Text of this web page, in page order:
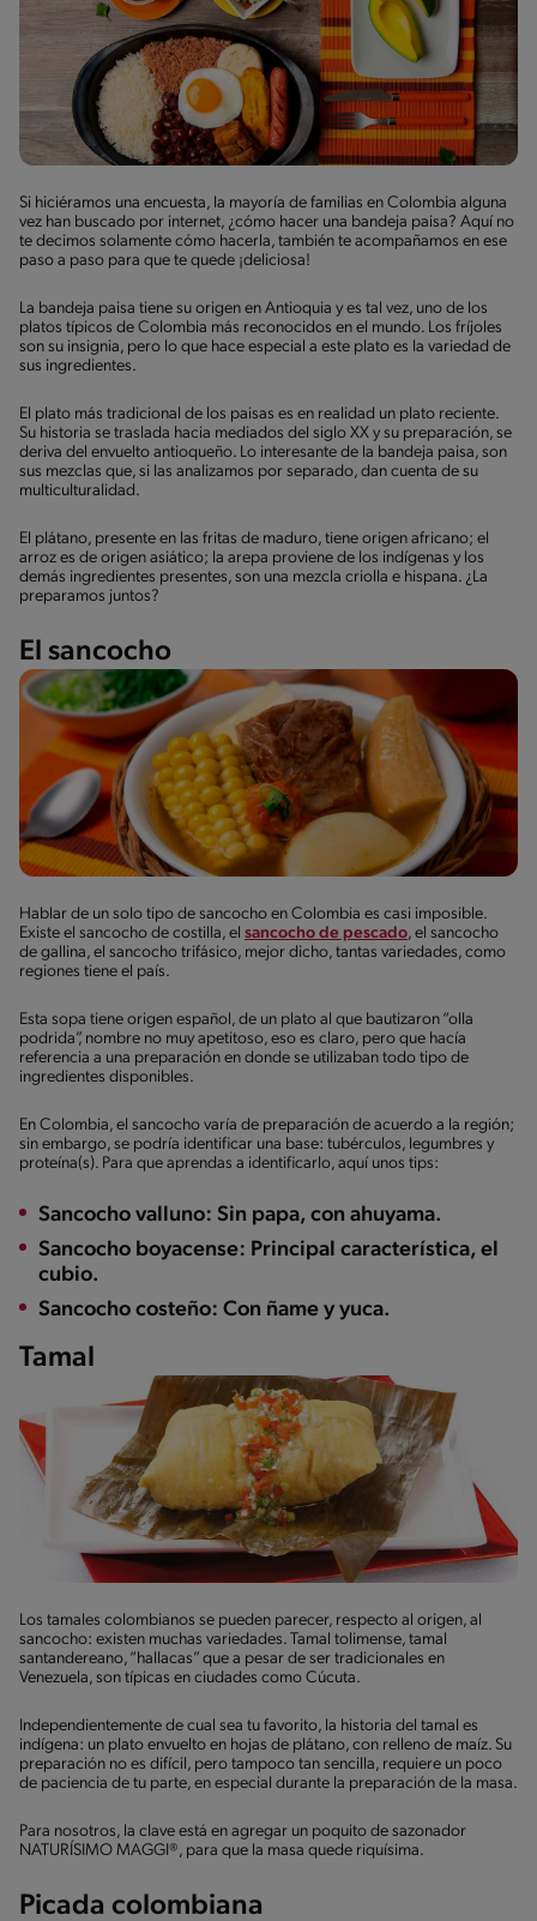
Si hiciéramos una encuesta, la mayoría de familias en Colombia alguna
vez han buscado por internet, ¿cómo hacer una bandeja paisa? Aquí no
te decimos solamente cómo hacerla, también te acompañamos en ese
paso a paso para que te quede ¡deliciosa!
La bandeja paisa tiene su origen en Antioquia y es tal vez, uno de los
platos típicos de Colombia más reconocidos en el mundo. Los fríjoles
son su insignia, pero lo que hace especial a este plato es la variedad de
sus ingredientes.
El plato más tradicional de los paisas es en realidad un plato reciente.
Su historia se traslada hacia mediados del siglo XX y su preparación, se
deriva del envuelto antioqueño. Lo interesante de la bandeja paisa, son
sus mezclas que, si las analizamos por separado, dan cuenta de su
multiculturalidad.
El plátano, presente en las fritas de maduro, tiene origen africano; el
arroz es de origen asiático; la arepa proviene de los indígenas y los
demás ingredientes presentes, son una mezcla criolla e hispana. ¿La
preparamos juntos?
El sancocho
Hablar de un solo tipo de sancocho en Colombia es casi imposible.
Existe el sancocho de costilla, el sancocho de pescado, el sancocho
de gallina, el sancocho trifásico, mejor dicho, tantas variedades, como
regiones tiene el país.
Esta sopa tiene origen español, de un plato al que bautizaron “olla
podrida”, nombre no muy apetitoso, eso es claro, pero que hacía
referencia a una preparación en donde se utilizaban todo tipo de
ingredientes disponibles.
En Colombia, el sancocho varía de preparación de acuerdo a la región;
sin embargo, se podría identificar una base: tubérculos, legumbres y
proteína(s). Para que aprendas a identificarlo, aquí unos tips:
Sancocho valluno: Sin papa, con ahuyama.
Sancocho boyacense: Principal característica, el
cubio.
Sancocho costeño: Con ñame y yuca.
Tamal
Los tamales colombianos se pueden parecer, respecto al origen, al
sancocho: existen muchas variedades. Tamal tolimense, tamal
santandereano, “hallacas” que a pesar de ser tradicionales en
Venezuela, son típicas en ciudades como Cúcuta.
Independientemente de cual sea tu favorito, la historia del tamal es
indígena: un plato envuelto en hojas de plátano, con relleno de maíz. Su
preparación no es difícil, pero tampoco tan sencilla, requiere un poco
de paciencia de tu parte, en especial durante la preparación de la masa.
Para nosotros, la clave está en agregar un poquito de sazonador
NATURÍSIMO MAGGI®, para que la masa quede riquísima.
Picada colombiana